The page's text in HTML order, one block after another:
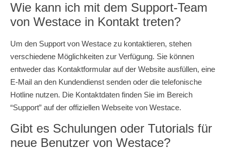
Wie kann ich mit dem Support-Team
von Westace in Kontakt treten?
Um den Support von Westace zu kontaktieren, stehen
verschiedene Möglichkeiten zur Verfügung. Sie können
entweder das Kontaktformular auf der Website ausfüllen, eine
E-Mail an den Kundendienst senden oder die telefonische
Hotline nutzen. Die Kontaktdaten finden Sie im Bereich
“Support” auf der offiziellen Webseite von Westace.
Gibt es Schulungen oder Tutorials für
neue Benutzer von Westace?